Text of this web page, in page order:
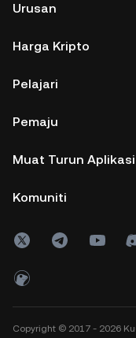
Urusan
Harga Kripto
Pelajari
Pemaju
Muat Turun Aplikasi
Komuniti
Copyright © 2017 - 2026